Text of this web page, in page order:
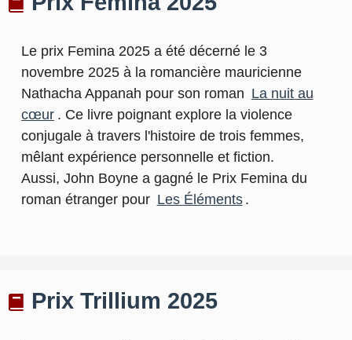
Le prix Femina 2025 a été décerné le 3
novembre 2025 à la romancière mauricienne
Nathacha Appanah pour son roman La nuit au
cœur . Ce livre poignant explore la violence
conjugale à travers l'histoire de trois femmes,
mêlant expérience personnelle et fiction.
Aussi, John Boyne a gagné le Prix Femina du
roman étranger pour Les Éléments .
Prix Trillium 2025